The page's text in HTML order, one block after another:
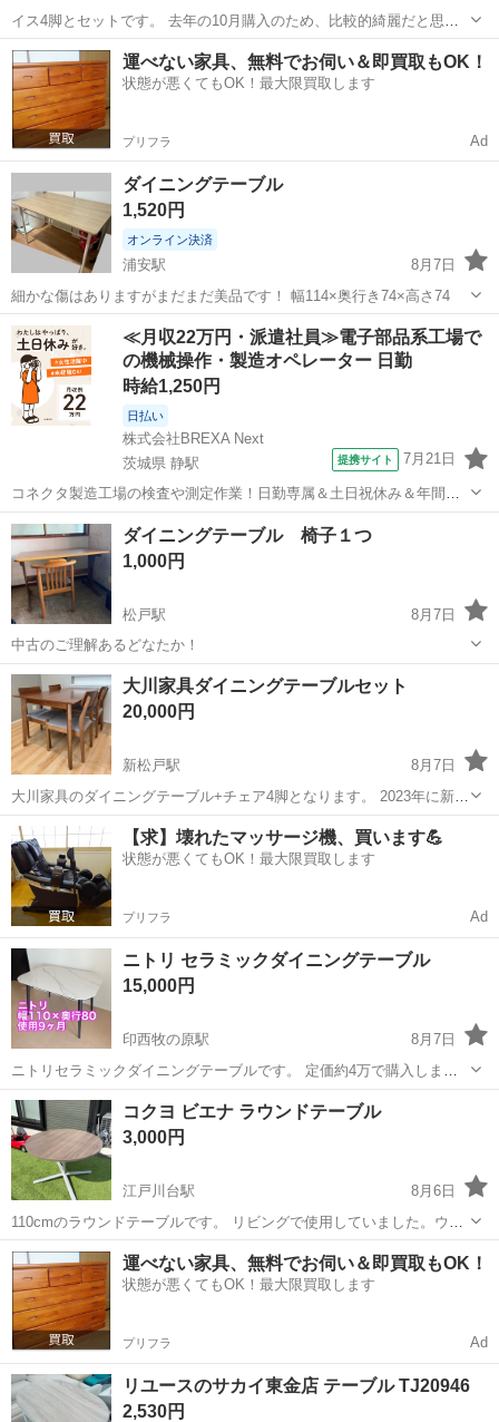
イス4脚とセットです。 去年の10月購入のため、比較的綺麗だと思い
ます。
千葉 千葉市 幕張駅 テーブル ダイニング
運べない家具、無料でお伺い＆即買取もOK！
状態が悪くてもOK！最大限買取します
プリフラ Ad
ダイニングテーブル
1,520円
オンライン決済
浦安駅
8月7日
細かな傷はありますがまだまだ美品です！ 幅114×奥行き74×高さ74
千葉 浦安市 浦安駅 テーブル ダイニング
≪月収22万円・派遣社員≫電子部品系工場で
の機械操作・製造オペレーター 日勤
時給1,250円
日払い
株式会社BREXA Next
茨城県 静駅
提携サイト 7月21日
コネクタ製造工場の検査や測定作業！日勤専属＆土日祝休み＆年間休
日128日★クリーンルーム内作業★マイカー通勤OK＆無料駐車場あり
★就業先食堂利用可！日払い制度あり！《茨城県常陸大宮市》 人気の
工場のお仕事 ◇コネクタ製造工...
茨城 常陸大宮市 静駅 その他
ダイニングテーブル 椅子１つ
1,000円
松戸駅
8月7日
中古のご理解あるどなたか！
千葉 松戸市 松戸駅 テーブル
大川家具ダイニングテーブルセット
20,000円
新松戸駅
8月7日
大川家具のダイニングテーブル+チェア4脚となります。 2023年に新品
購入し3年ほど使用しました。 木目製のため、相応の凹み・水シミ等
があります。 サイズ： 横135cm×奥行き80cm×高さ71cm
色 ： ウォールナッ...
千葉 松戸市 新松戸駅 テーブル
【求】壊れたマッサージ機、買います💪
状態が悪くてもOK！最大限買取します
プリフラ Ad
ニトリ セラミックダイニングテーブル
15,000円
印西牧の原駅
8月7日
ニトリセラミックダイニングテーブルです。 定価約4万で購入しまし
たが、引っ越しで使用しなくなったためお譲りします。 使用期間が短
く、傷や汚れもないためまだまだ綺麗にお使いいただけると思いま
す。 最低限の分解をした状態でマン...
千葉 印西市 印西牧の原駅 テーブル
コクヨ ビエナ ラウンドテーブル
3,000円
江戸川台駅
8月6日
110cmのラウンドテーブルです。 リビングで使用していました。ウォ
ルナットのような色味です。 撮影のため一旦外に出しました。天板は
外してあります。 裏にテーブル取付用とは別に数箇所ネギ穴が空いて
ます。（写真3枚目。貫通は...
千葉 柏市 江戸川台駅 テーブル
運べない家具、無料でお伺い＆即買取もOK！
状態が悪くてもOK！最大限買取します
プリフラ Ad
リユースのサカイ東金店 テーブル TJ20946
2,530円